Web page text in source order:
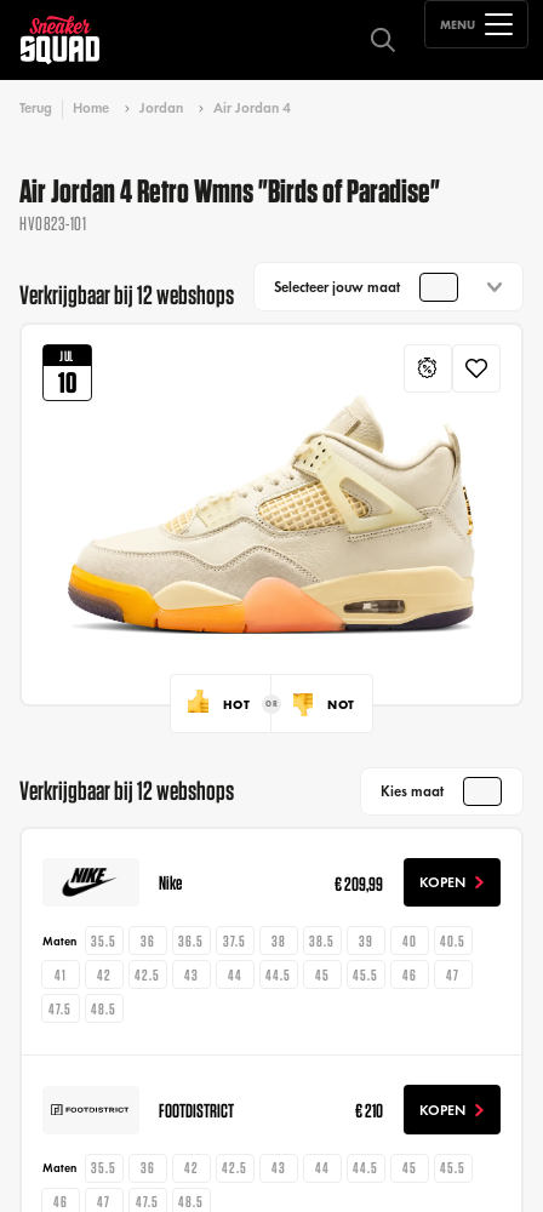
MENU
Terug Home Jordan Air Jordan 4
Air Jordan 4 Retro Wmns "Birds of Paradise"
HV0823-101
Verkrijgbaar bij 12 webshops Selecteer jouw maat
JUL
10
HOT NOT
Verkrijgbaar bij 12 webshops Kies maat
Nike € 209,99 KOPEN
Maten 35.5 36 36.5 37.5 38 38.5 39 40
40.5
41
42 42.5 43 44 44.5 45 45.5 46
47
47.5
48.5
FOOTDISTRICT € 210 KOPEN
Maten 35.5 36 42 42.5 43 44 44.5 45
45.5
46
47 47.5 48.5